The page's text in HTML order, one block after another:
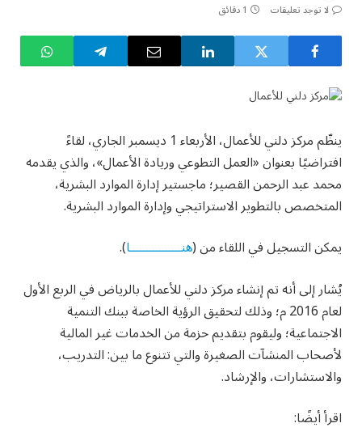
لا توجد تعليقات
1 دقائق
ينظّم مركز دلني للأعمال، الأربعاء 1 ديسمبر الجاري، لقاءً
افتراضيًا بعنوان «العمل التطوعي وريادة الأعمال»، والذي يقدمه
محمد عبد الرحمن القصير؛ ماجستير إدارة الموارد البشرية،
المتخصص بالتطوير الاستراتيجي وإدارة الموارد البشرية.
يمكن التسجيل في اللقاء من (هنــــــــــــــــا).
يُشار إلى أنه تم إنشاء مركز دلني للأعمال بالرياض في الربع الأول
لعام 2016 م؛ وذلك لتحقيق الرؤية الخاصة ببنك التنمية
الاجتماعية؛ وليقوم بتقديم حزمة من الخدمات غير المالية
لأصحاب المنشآت الصغيرة والتي تتنوع ما بين: التدريب،
والاستشارات، والإرشاد.
اقرأ أيضًا: